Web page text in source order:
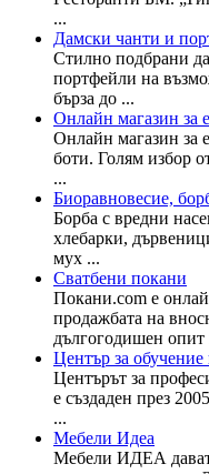
...
Дамски чанти и
Стилно подбрани
портфейли на
бърза до ...
Онлайн магазин за
Онлайн магазин за
боти. Голям избор
...
Биоравновесие,
Борба с вредни
хлебарки,
мух ...
Сватбени покани
Покани.com е
продажбата на
дългогодишен опит
Център за
Центърът за
е създаден през
...
Мебели Идеа
Мебели ИДЕА